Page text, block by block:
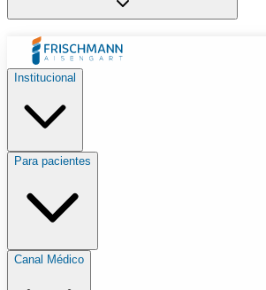
Institucional
Para pacientes
Canal Médico